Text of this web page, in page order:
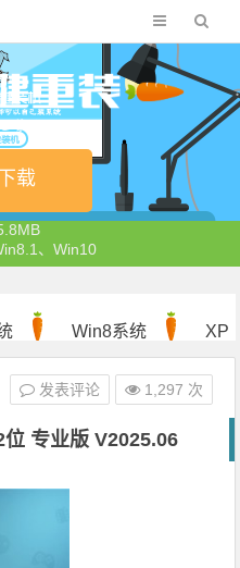
载
、Win10
Win8系统 XP
专业版 V2025.06
发表评论 1,297 次